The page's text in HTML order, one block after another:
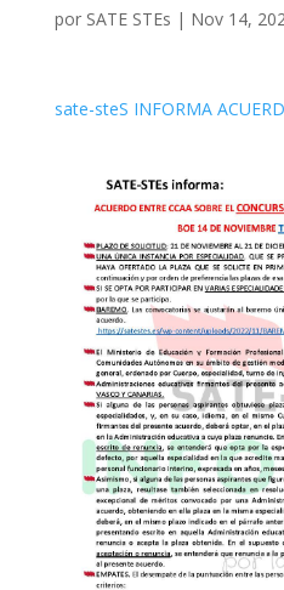
por SATE STEs | Nov 14,
sate-steS INFORMA